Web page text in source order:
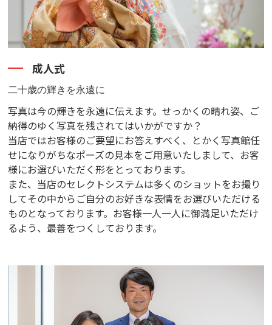
成人式
二十歳の輝きを永遠に
写真は今の輝きを永遠に伝えます。せっかくの晴れ姿、ご
納得のゆく写真を残されてはいかがですか？
当店ではお客様のご要望にお答えすべく、とかく写真館任
せになりがちなポーズの見本をご用意いたしまして、お客
様にお選びいただく形をとっております。
また、当店のセレクトシステムは多くのショットをお撮り
してその中からご自分のお好きな表情をお選びいただける
ものとなっております。お客様一人一人に御満足いただけ
るよう、最善をつくしております。